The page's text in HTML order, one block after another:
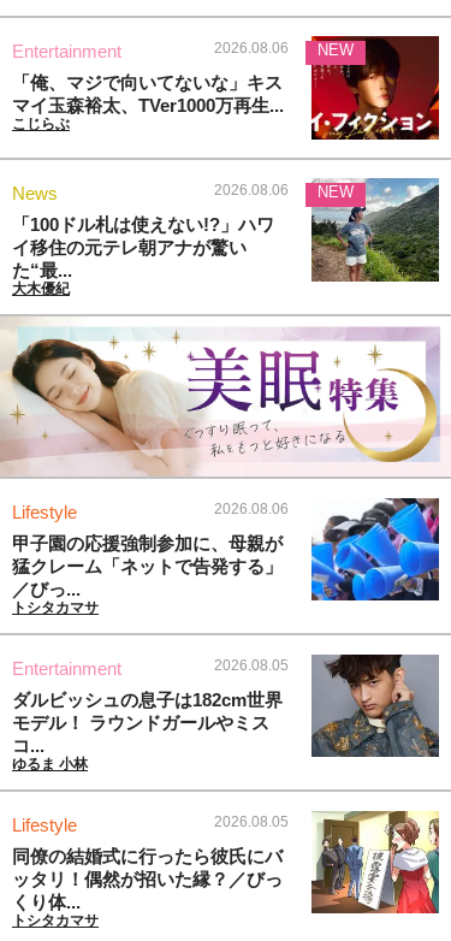
Entertainment 2026.08.06
「俺、マジで向いてないな」キス
マイ玉森裕太、TVer1000万再生...
こじらぶ
NEW
News 2026.08.06
「100ドル札は使えない!?」ハワ
イ移住の元テレ朝アナが驚い
た“最...
大木優紀
NEW
Lifestyle 2026.08.06
甲子園の応援強制参加に、母親が
猛クレーム「ネットで告発する」
／びっ...
トシタカマサ
Entertainment 2026.08.05
ダルビッシュの息子は182cm世界
モデル！ ラウンドガールやミス
コ...
ゆるま 小林
Lifestyle 2026.08.05
同僚の結婚式に行ったら彼氏にバ
ッタリ！偶然が招いた縁？／びっ
くり体...
トシタカマサ